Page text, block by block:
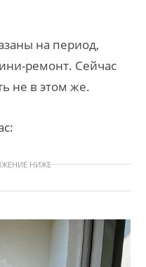
на период,
ремонт. Сейчас
не в этом же.
НИЖЕ